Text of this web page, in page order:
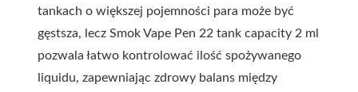
tankach o większej pojemności para może być
gęstsza, lecz Smok Vape Pen 22 tank capacity 2 ml
pozwala łatwo kontrolować ilość spożywanego
liquidu, zapewniając zdrowy balans między